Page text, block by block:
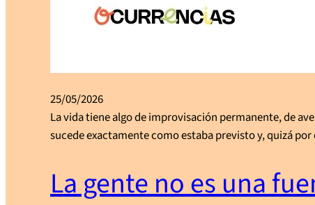
25/05/2026
La vida tiene algo de improvisación permanente, de
sucede exactamente como estaba previsto y, quizá
La gente no es una